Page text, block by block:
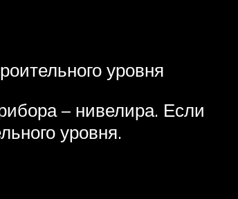
уровня
– нивелира. Если
уровня.